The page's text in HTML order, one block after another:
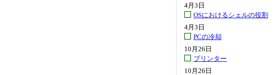
4月3日
OSにおけるシェルの役割
4月3日
PCの冷却
10月26日
プリンター
10月26日